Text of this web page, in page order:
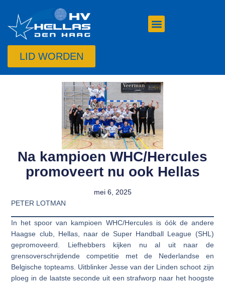
LID WORDEN
Na kampioen WHC/Hercules
promoveert nu ook Hellas
mei 6, 2025
PETER LOTMAN
In het spoor van kampioen WHC/Hercules is óók de andere
Haagse club, Hellas, naar de Super Handball League (SHL)
gepromoveerd. Liefhebbers kijken nu al uit naar de
grensoverschrijdende competitie met de Nederlandse en
Belgische topteams. Uitblinker Jesse van der Linden schoot zijn
ploeg in de laatste seconde uit een strafworp naar het hoogste